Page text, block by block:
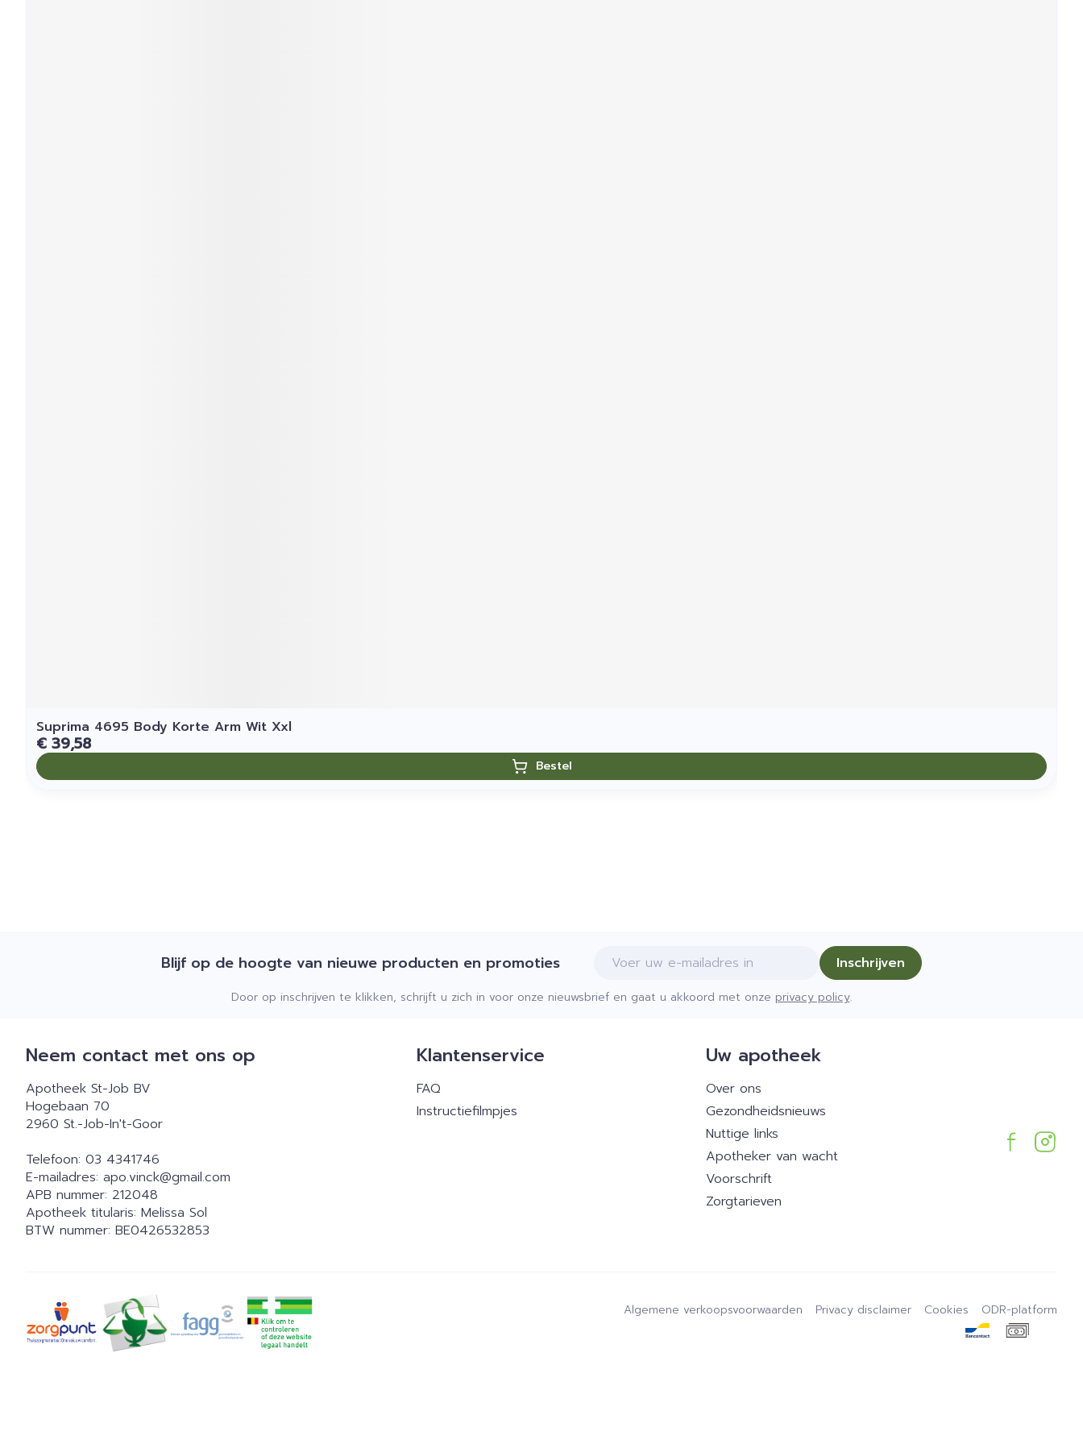
Suprima 4695 Body Korte Arm Wit Xxl
€ 39,58
Bestel
Blijf op de hoogte van nieuwe producten en promoties E-mail adres Inschrijven
Door op inschrijven te klikken, schrijft u zich in voor onze nieuwsbrief en gaat u akkoord met onze privacy policy.
Neem contact met ons op
Apotheek St-Job BV
Hogebaan 70
2960 St.-Job-In't-Goor
Telefoon: 03 4341746
E-mailadres: apo.vinck@gmail.com
APB nummer: 212048
Apotheek titularis: Melissa Sol
BTW nummer: BE0426532853
Klantenservice
FAQ
Instructiefilmpjes
Uw apotheek
Over ons
Gezondheidsnieuws
Nuttige links
Apotheker van wacht
Voorschrift
Zorgtarieven
Algemene verkoopsvoorwaarden Privacy disclaimer Cookies ODR-platform